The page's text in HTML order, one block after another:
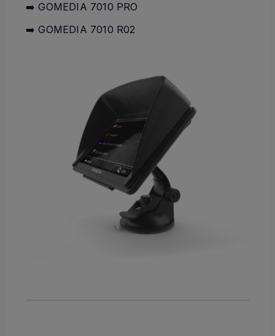
➡️ GOMEDIA 7010 PRO
➡️ GOMEDIA 7010 R02